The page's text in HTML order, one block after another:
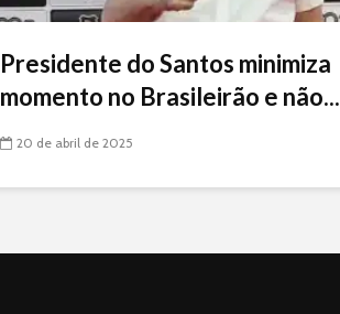
Presidente do Santos minimiza
momento no Brasileirão e não...
20 de abril de 2025